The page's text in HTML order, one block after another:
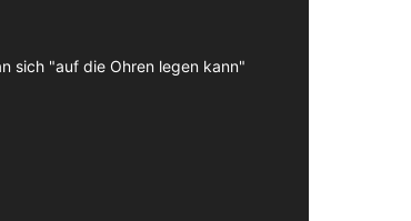
sich "auf die Ohren legen kann"